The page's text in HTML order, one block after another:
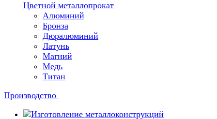
Цветной металлопрокат
Алюминий
Бронза
Дюралюминий
Латунь
Магний
Медь
Титан
Производство